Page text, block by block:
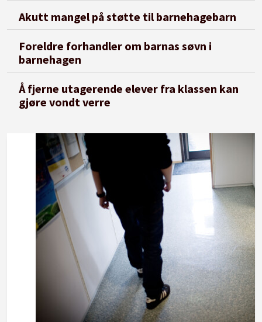
Akutt mangel på støtte til barnehagebarn
Foreldre forhandler om barnas søvn i
barnehagen
Å fjerne utagerende elever fra klassen kan
gjøre vondt verre